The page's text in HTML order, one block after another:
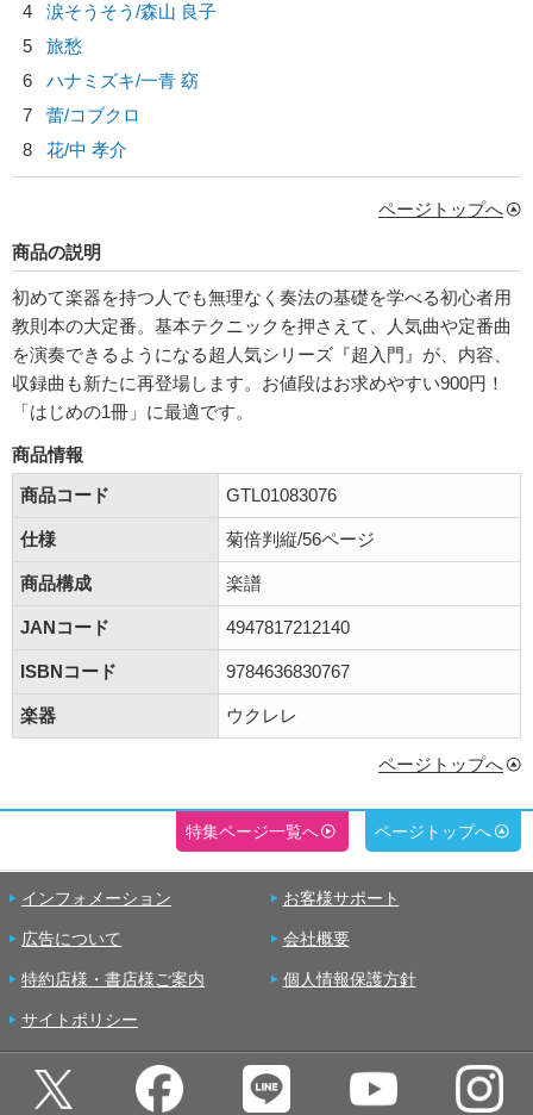
4
涙そうそう/森山 良子
5
旅愁
6
ハナミズキ/一青 窈
7
蕾/コブクロ
8
花/中 孝介
ページトップへ
商品の説明
初めて楽器を持つ人でも無理なく奏法の基礎を学べる初心者用
教則本の大定番。基本テクニックを押さえて、人気曲や定番曲
を演奏できるようになる超人気シリーズ『超入門』が、内容、
収録曲も新たに再登場します。お値段はお求めやすい900円！
「はじめの1冊」に最適です。
商品情報
商品コード
GTL01083076
仕様 菊倍判縦/56ページ
商品構成 楽譜
JANコード 4947817212140
ISBNコード 9784636830767
楽器 ウクレレ
ページトップへ
特集ページ一覧へ ページトップへ
インフォメーション お客様サポート
広告について 会社概要
特約店様・書店様ご案内 個人情報保護方針
サイトポリシー